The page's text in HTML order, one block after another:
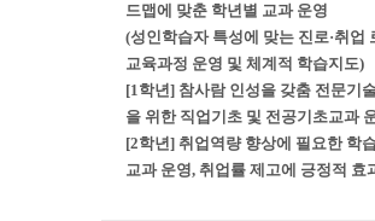
드맵에 맞춘 학년별 교과 운영
(성인학습자 특성에 맞는 진로·취업
교육과정 운영 및 체계적 학습지도)
[1학년] 참사람 인성을 갖춤 전문기
을 위한 직업기초 및 전공기초교과
[2학년] 취업역량 향상에 필요한 학
교과 운영, 취업률 제고에 긍정적 효